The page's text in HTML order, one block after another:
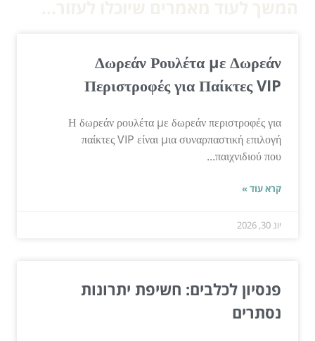
Δωρεάν Ρουλέτα με Δωρεάν
Περιστροφές για Παίκτες VIP
Η δωρεάν ρουλέτα με δωρεάν περιστροφές για
παίκτες VIP είναι μια συναρπαστική επιλογή
παιχνιδιού που...
קרא עוד »
יונ 30, 2026
פנסיון לכלבים: חשיפת יתרונות
נסתרים